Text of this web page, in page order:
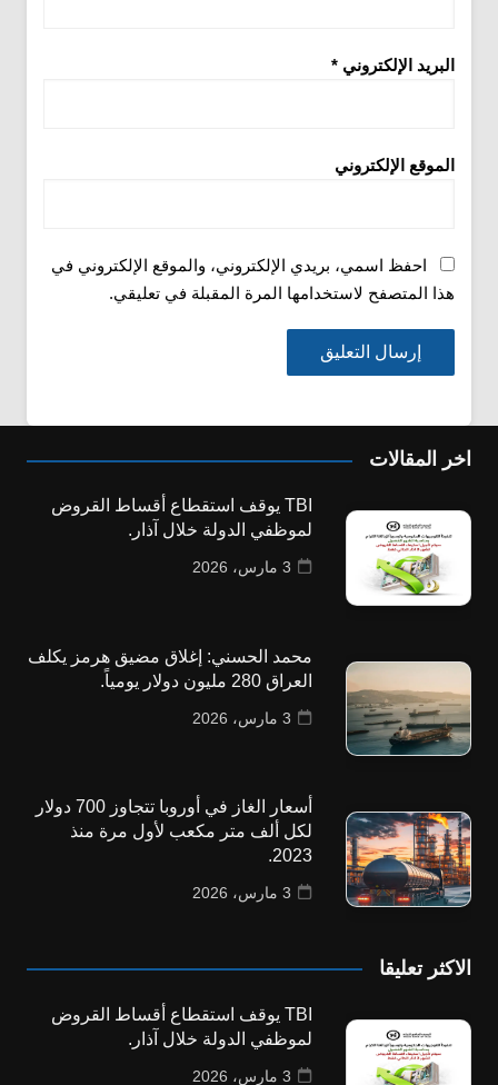
البريد الإلكتروني *
الموقع الإلكتروني
احفظ اسمي، بريدي الإلكتروني، والموقع الإلكتروني في
هذا المتصفح لاستخدامها المرة المقبلة في تعليقي.
اخر المقالات
TBI يوقف استقطاع أقساط القروض
لموظفي الدولة خلال آذار.
3 مارس، 2026
محمد الحسني: إغلاق مضيق هرمز يكلف
العراق 280 مليون دولار يومياً.
3 مارس، 2026
أسعار الغاز في أوروبا تتجاوز 700 دولار
لكل ألف متر مكعب لأول مرة منذ
2023.
3 مارس، 2026
الاكثر تعليقا
TBI يوقف استقطاع أقساط القروض
لموظفي الدولة خلال آذار.
3 مارس، 2026